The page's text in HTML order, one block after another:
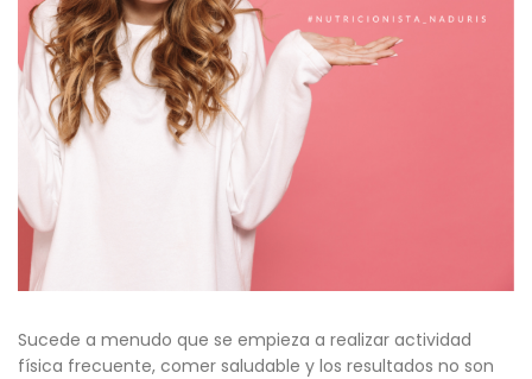
Sucede a menudo que se empieza a realizar actividad
física frecuente, comer saludable y los resultados no son